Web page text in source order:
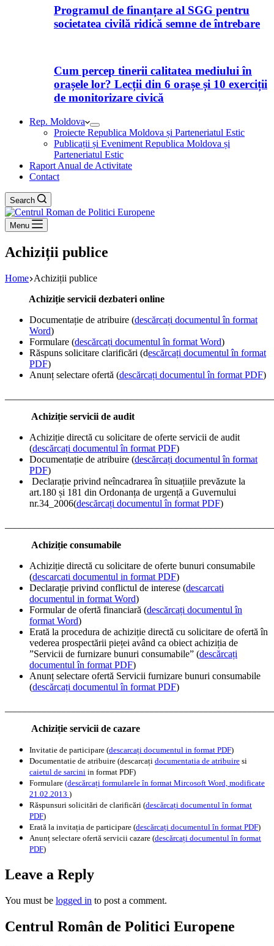
Programul de finanțare al SGG pentru
societatea civilă ridică semne de întrebare
Cum percep tinerii calitatea mediului în
orașele lor? Lecții din 6 orașe și 10 exerciții
de monitorizare civică
Rep. Moldova
Proiecte Republica Moldova și Parteneriatul Estic
Publicații și Eveniment Republica Moldova și
Parteneriatul Estic
Raport Anual de Activitate
Contact
Search
Menu
Achiziții publice
Home Achiziții publice
Achiziție servicii dezbateri online
Documentație de atribuire (descărcați documentul în format
Word)
Formulare (descărcați documentul în format Word)
Răspuns solicitare clarificări (descărcați documentul în format
PDF)
Anunț selectare ofertă (descărcați documentul în format PDF)
Achiziție servicii de audit
Achiziție directă cu solicitare de oferte servicii de audit
(descărcați documentul în format PDF)
Documentație de atribuire (descărcați documentul în format
PDF)
Declarație privind neîncadrarea în situațiile prevăzute la
art.180 și 181 din Ordonanța de urgență a Guvernului
nr.34_2006(descărcați documentul în format PDF)
Achiziție consumabile
Achiziție directă cu solicitare de oferte bunuri consumabile
(descarcati documentul in format PDF)
Declarație privind conflictul de interese (descarcati
documentul in format Word)
Formular de ofertă financiară (descărcați documentul în
format Word)
Erată la procedura de achiziție directă cu solicitare de ofertă în
vederea prospectării pieței având ca obiect achiziția de
”Servicii de furnizare bunuri consumabile” (descărcați
documentul în format PDF)
Anunț selectare ofertă Servicii furnizare bunuri consumabile
(descărcați documentul în format PDF)
Achiziție servicii de cazare
Invitatie de participare (descarcați documentul in format PDF)
Documentatie de atribuire (descarcați documentatia de atribuire si
caietul de sarcini in format PDF)
Formulare (descărcați formularele în format Mircosoft Word, modificate
21.02.2013 )
Răspunsuri solicitări de clarificări (descărcați documentul în format
PDF)
Erată la invitația de participare (descărcați documentul în format PDF)
Anunț selectare ofertă servicii cazare (descărcați documentul în format
PDF)
Leave a Reply
You must be logged in to post a comment.
Centrul Român de Politici Europene